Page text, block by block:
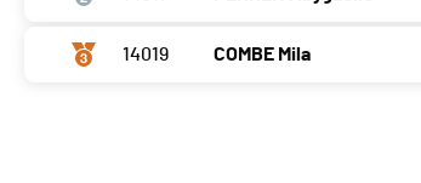
14019 COMBE Mila